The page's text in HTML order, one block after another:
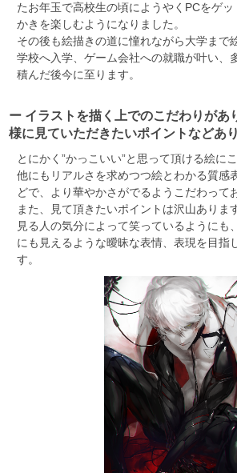
たお年玉で高校生の頃にようやくPCをゲ
かきを楽しむようになりました。
その後も絵描きの道に憧れながら大学まで
学校へ入学、ゲーム会社への就職が叶い、
積んだ後今に至ります。
ー イラストを描く上でのこだわりがあ
様に見ていただきたいポイントなどあ
とにかく”かっこいい”と思って頂ける絵に
他にもリアルさを求めつつ絵とわかる質感
どで、より華やかさがでるようこだわって
また、見て頂きたいポイントは沢山ありま
見る人の気分によって笑っているようにも
にも見えるような曖昧な表情、表現を目指
す。